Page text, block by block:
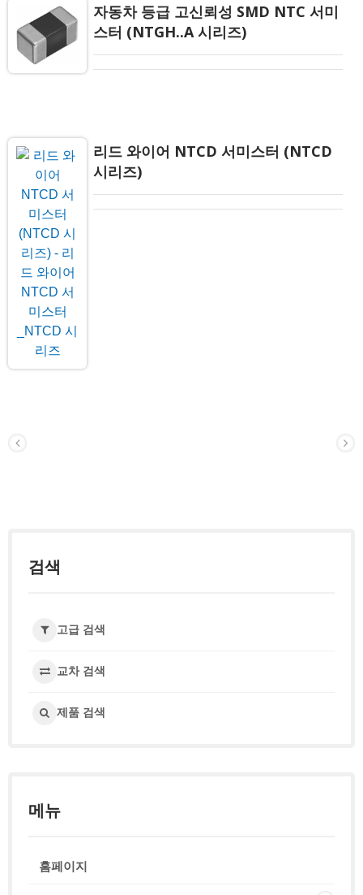
자동차 등급 고신뢰성 SMD NTC 서미
스터 (NTGH..A 시리즈)
리드 와이어 NTCD 서미스터 (NTCD
시리즈)
검색
고급 검색
교차 검색
제품 검색
메뉴
홈페이지